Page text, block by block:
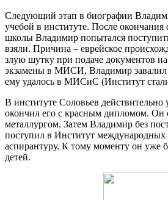
Следующий этап в биографии
учебой в институте. После окончания
школы Владимир попытался
взяли. Причина – еврейское
злую шутку при подаче документов
экзамены в МИСИ, Владимир завалил
ему удалось в МИСиС (Институт
В институте Соловьев действительно
окончил его с красным дипломом. Он
металлургом. Затем Владимир без
поступил в Институт
аспирантуру. К тому моменту он уже
детей.